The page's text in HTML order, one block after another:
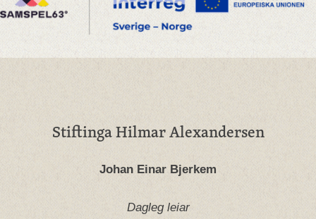
Stiftinga Hilmar Alexandersen
Johan Einar Bjerkem
Dagleg leiar